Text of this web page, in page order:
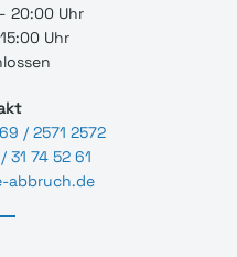
20:00 Uhr
Uhr
/ 2571 2572
31 74 52 61
abbruch.de